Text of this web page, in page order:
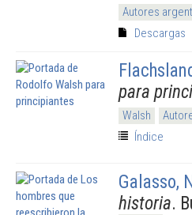
Autores
Descargas
para
Walsh
Índice
Galasso,
historia.